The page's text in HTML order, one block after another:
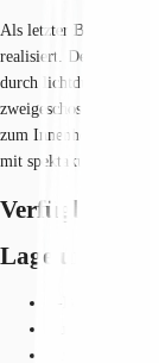
Als letzter
realisiert. Der 7-
durch lichtdurchflutete
zweigeschossige
zum Innenhof. Ein
mit spektakulären
Verfügbare
Lage und
S-Bahn,
Bus,